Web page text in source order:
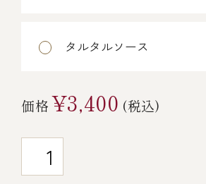
全商品一覧
タルタルソース
価格¥3,400 (税込)